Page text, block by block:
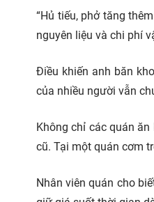
“Hủ tiếu, phở tăng
nguyên liệu và chi phí
Điều khiến anh băn
của nhiều người vẫn
Không chỉ các quán
cũ. Tại một quán cơm
Nhân viên quán cho